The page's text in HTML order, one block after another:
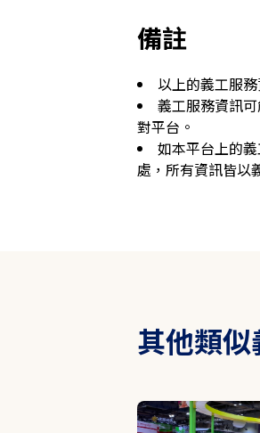
備註
以上的義工服
義工服務資訊
對平台。
如本平台上的
處，所有資訊皆以
其他類